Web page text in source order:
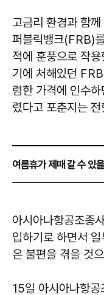
고금리 환경과 함
퍼블릭뱅크(FRB)
적에 훈풍으로 작
기에 처해있던
렴한 가격에 인수
렸다고 포춘지는 전
여름휴가 제때 갈 수 있
아시아나항공조종
입하기로 하면서
은 불편을 겪을 것
15일 아시아나항공